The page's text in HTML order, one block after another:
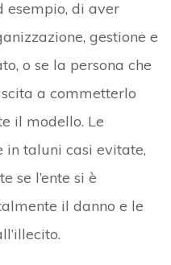
esempio, di aver
gestione e
o se la persona che
a commetterlo
il modello. Le
in taluni casi evitate,
se l’ente si è
il danno e le